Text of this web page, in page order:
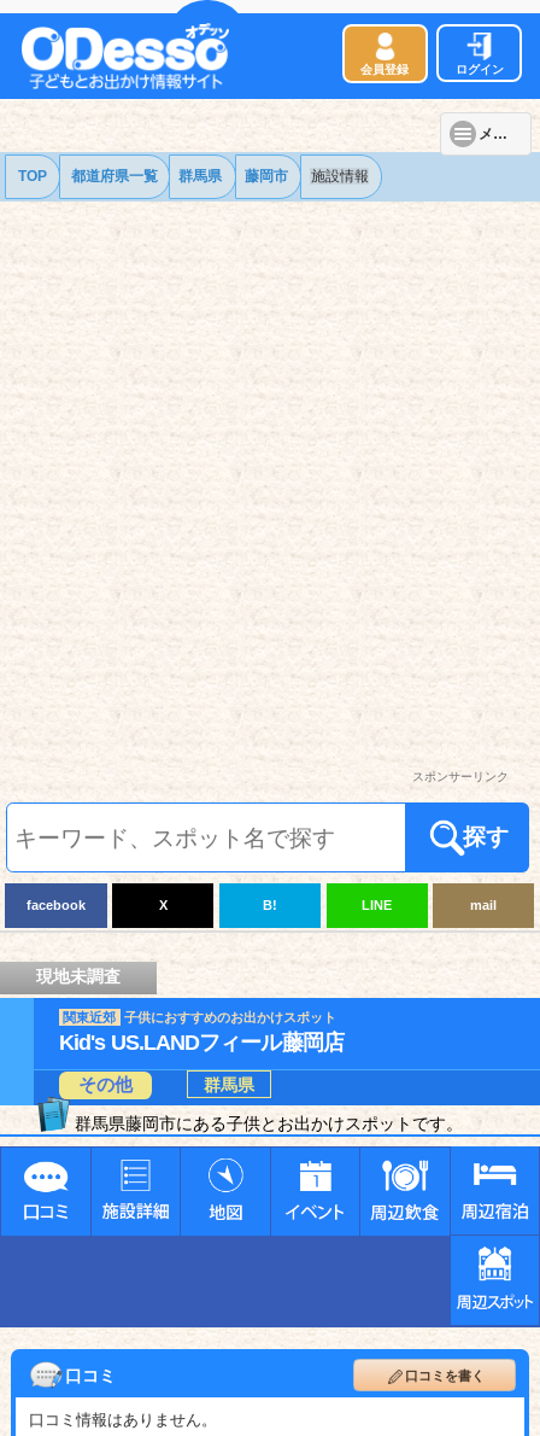
会員登録 ログイン
メニュー
TOP 都道府県一覧 群馬県 藤岡市 施設情報
スポンサーリンク
探す
facebook X B! LINE mail
現地未調査
関東近郊 子供におすすめのお出かけスポット
Kid's US.LANDフィール藤岡店
その他
群馬県
群馬県藤岡市にある子供とお出かけスポットです。
口コミ 口コミを書く
口コミ情報はありません。